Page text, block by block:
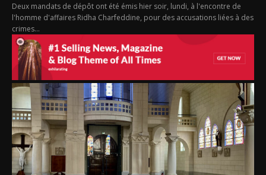
Deux mandats de dépôt ont été émis hier soir, lundi, à l'encontre de
l'homme d'affaires Ridha Charfeddine, pour des accusations liées à des
crimes...